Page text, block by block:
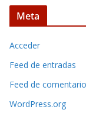
Meta
Acceder
Feed de entradas
Feed de
WordPress.org